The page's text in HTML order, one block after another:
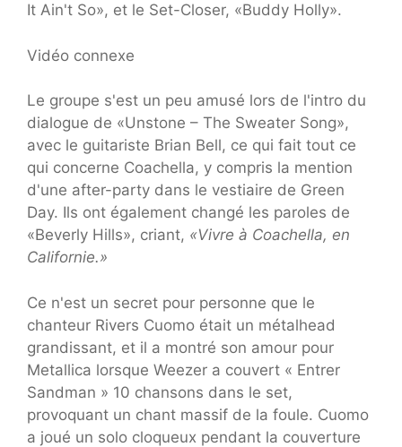
It Ain't So», et le Set-Closer, «Buddy Holly».
Vidéo connexe
Le groupe s'est un peu amusé lors de l'intro du
dialogue de «Unstone – The Sweater Song»,
avec le guitariste Brian Bell, ce qui fait tout ce
qui concerne Coachella, y compris la mention
d'une after-party dans le vestiaire de Green
Day. Ils ont également changé les paroles de
«Beverly Hills», criant, «Vivre à Coachella, en
Californie.»
Ce n'est un secret pour personne que le
chanteur Rivers Cuomo était un métalhead
grandissant, et il a montré son amour pour
Metallica lorsque Weezer a couvert « Entrer
Sandman » 10 chansons dans le set,
provoquant un chant massif de la foule. Cuomo
a joué un solo cloqueux pendant la couverture